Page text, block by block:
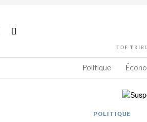
TOP
Politique
POLITIQUE